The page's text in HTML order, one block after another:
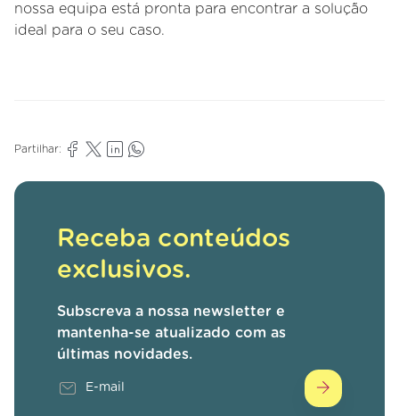
nossa equipa está pronta para encontrar a solução
ideal para o seu caso.
Partilhar:
Receba conteúdos
exclusivos.
Subscreva a nossa newsletter e
mantenha-se atualizado com as
últimas novidades.